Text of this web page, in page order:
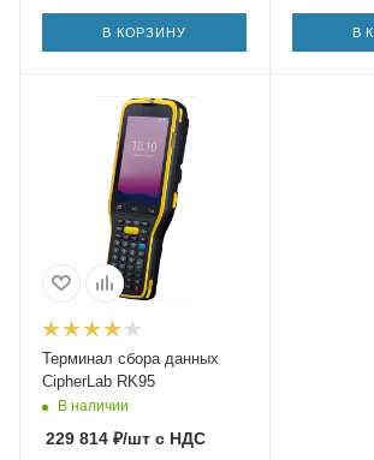
В КОРЗИНУ В
Терминал сбора данных
CipherLab RK95
В наличии
229 814 ₽/шт с НДС